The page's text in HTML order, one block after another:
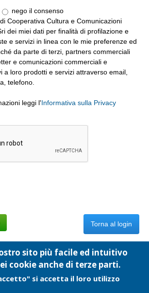
nego il consenso
Cooperativa Cultura e Comunicazioni
dei miei dati per finalità di profilazione e
e servizi in linea con le mie preferenze ed
da parte di terzi, partners commerciali
e comunicazioni commerciali e
a loro prodotti e servizi attraverso email,
telefono.
leggi l'Informativa sulla Privacy
Torna al login
sito più facile ed intuitivo
cookie anche di terze parti.
si accetta il loro utilizzo